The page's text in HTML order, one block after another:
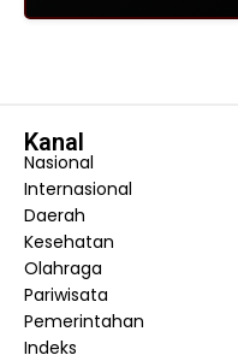
Kanal
Nasional
Internasional
Daerah
Kesehatan
Olahraga
Pariwisata
Pemerintahan
Indeks